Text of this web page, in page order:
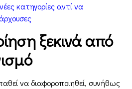
κατηγορίες αντί να
ξεκινά από
να διαφοροποιηθεί, συνήθως